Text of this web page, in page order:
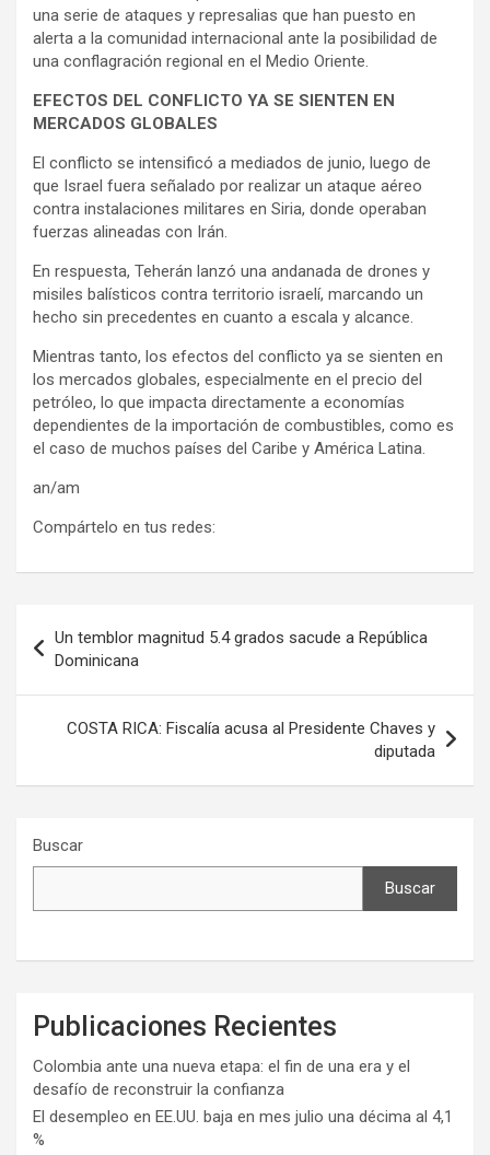
una serie de ataques y represalias que han puesto en
alerta a la comunidad internacional ante la posibilidad de
una conflagración regional en el Medio Oriente.
EFECTOS DEL CONFLICTO YA SE SIENTEN EN
MERCADOS GLOBALES
El conflicto se intensificó a mediados de junio, luego de
que Israel fuera señalado por realizar un ataque aéreo
contra instalaciones militares en Siria, donde operaban
fuerzas alineadas con Irán.
En respuesta, Teherán lanzó una andanada de drones y
misiles balísticos contra territorio israelí, marcando un
hecho sin precedentes en cuanto a escala y alcance.
Mientras tanto, los efectos del conflicto ya se sienten en
los mercados globales, especialmente en el precio del
petróleo, lo que impacta directamente a economías
dependientes de la importación de combustibles, como es
el caso de muchos países del Caribe y América Latina.
an/am
Compártelo en tus redes:
de
entradas
Un temblor magnitud 5.4 grados sacude a República
Dominicana
COSTA RICA: Fiscalía acusa al Presidente Chaves y
diputada
Buscar
Buscar
Publicaciones Recientes
Colombia ante una nueva etapa: el fin de una era y el
desafío de reconstruir la confianza
El desempleo en EE.UU. baja en mes julio una décima al 4,1
%